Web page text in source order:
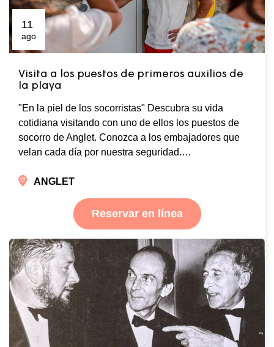
11
ago
Visita a los puestos de primeros auxilios de
la playa
"En la piel de los socorristas" Descubra su vida
cotidiana visitando con uno de ellos los puestos de
socorro de Anglet. Conozca a los embajadores que
velan cada día por nuestra seguridad.…
ANGLET
Reservar en línea